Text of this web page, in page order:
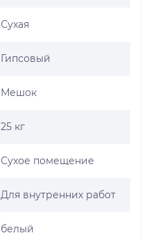
Сухая
Гипсовый
Мешок
25 кг
Сухое помещение
Для внутренних работ
белый